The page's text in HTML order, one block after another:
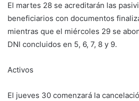
El martes 28 se acreditarán las
beneficiarios con documentos
mientras que el miércoles 29 se
DNI concluidos en 5, 6, 7, 8 y 9.
Activos
El jueves 30 comenzará la